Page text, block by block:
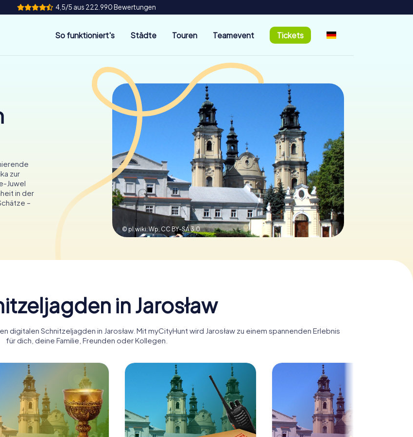
4,5/5 aus 222.990 Bewertungen
So funktioniert's Städte Touren Teamevent Tickets
zur
Juwel
in der
–
© pl.wiki: Wp, CC BY-SA 3.0
in Jarosław
Schnitzeljagden in Jarosław. Mit myCityHunt wird Jarosław zu einem spannenden Erlebnis
für dich, deine Familie, Freunden oder Kollegen.